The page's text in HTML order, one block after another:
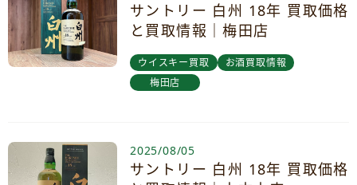
サントリー 白州 18年 買取価格
と買取情報｜梅田店
ウイスキー買取
お酒買取情報
梅田店
2025/08/05
サントリー 白州 18年 買取価格